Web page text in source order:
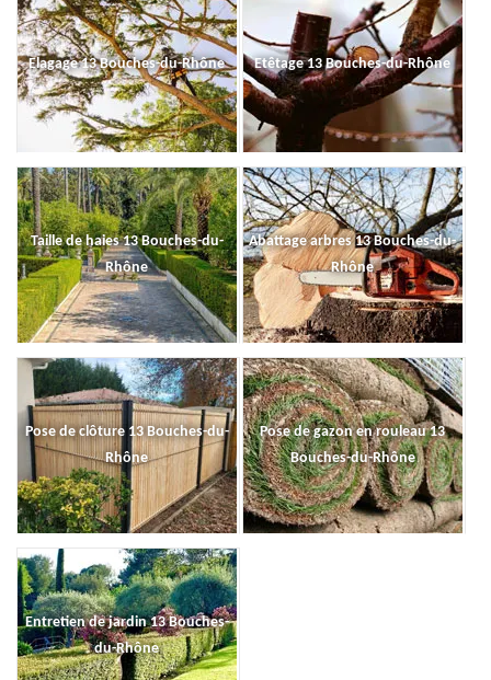
Elagage 13 Bouches-du-Rhône Etêtage 13 Bouches-du-Rhône
Taille de haies 13 Bouches-du-
Rhône
Abattage arbres 13 Bouches-du-
Rhône
Pose de clôture 13 Bouches-du-
Rhône
Pose de gazon en rouleau 13
Bouches-du-Rhône
Entretien de jardin 13 Bouches-
du-Rhône